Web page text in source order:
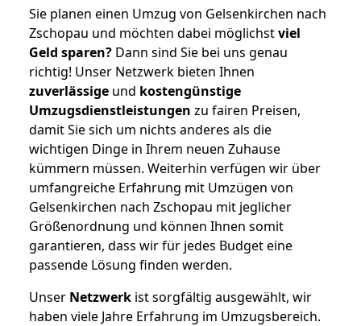
Sie planen einen Umzug von Gelsenkirchen nach
Zschopau und möchten dabei möglichstviel
Geld sparen? Dann sind Sie bei uns genau
richtig! Unser Netzwerk bieten Ihnen
zuverlässige und kostengünstige
Umzugsdienstleistungen zu fairen Preisen,
damit Sie sich um nichts anderes als die
wichtigen Dinge in Ihrem neuen Zuhause
kümmern müssen. Weiterhin verfügen wir über
umfangreiche Erfahrung mit Umzügen von
Gelsenkirchen nach Zschopau mit jeglicher
Größenordnung und können Ihnen somit
garantieren, dass wir für jedes Budget eine
passende Lösung finden werden.
Unser Netzwerk ist sorgfältig ausgewählt, wir
haben viele Jahre Erfahrung im Umzugsbereich.